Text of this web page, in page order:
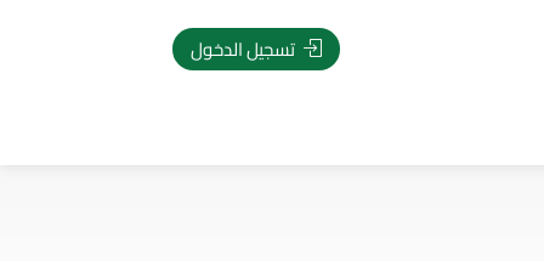
تسجيل الدخول